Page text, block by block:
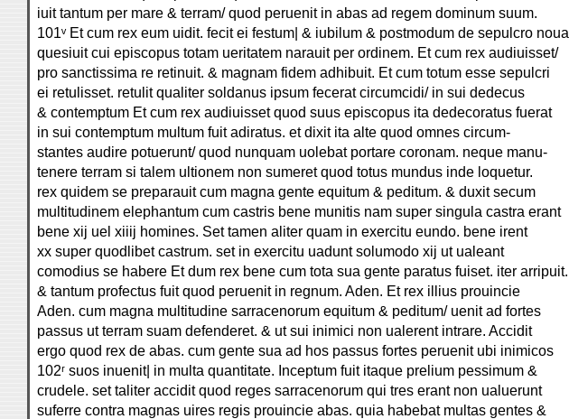
iuit tantum per mare & terram/ quod peruenit in abas ad regem dominum suum.
101ᵛ Et cum rex eum uidit. fecit ei festum| & iubilum & postmodum de sepulcro noua
quesiuit cui episcopus totam ueritatem narauit per ordinem. Et cum rex audiuisset/
pro sanctissima re retinuit. & magnam fidem adhibuit. Et cum totum esse sepulcri
ei retulisset. retulit qualiter soldanus ipsum fecerat circumcidi/ in sui dedecus
& contemptum Et cum rex audiuisset quod suus episcopus ita dedecoratus fuerat
in sui contemptum multum fuit adiratus. et dixit ita alte quod omnes circum-
stantes audire potuerunt/ quod nunquam uolebat portare coronam. neque manu-
tenere terram si talem ultionem non sumeret quod totus mundus inde loquetur.
rex quidem se preparauit cum magna gente equitum & peditum. & duxit secum
multitudinem elephantum cum castris bene munitis nam super singula castra erant
bene xij uel xiiij homines. Set tamen aliter quam in exercitu eundo. bene irent
xx super quodlibet castrum. set in exercitu uadunt solumodo xij ut ualeant
comodius se habere Et dum rex bene cum tota sua gente paratus fuiset. iter arripuit.
& tantum profectus fuit quod peruenit in regnum. Aden. Et rex illius prouincie
Aden. cum magna multitudine sarracenorum equitum & peditum/ uenit ad fortes
passus ut terram suam defenderet. & ut sui inimici non ualerent intrare. Accidit
ergo quod rex de abas. cum gente sua ad hos passus fortes peruenit ubi inimicos
102ʳ suos inuenit| in multa quantitate. Inceptum fuit itaque prelium pessimum &
crudele. set taliter accidit quod reges sarracenorum qui tres erant non ualuerunt
suferre contra magnas uires regis prouincie abas. quia habebat multas gentes &